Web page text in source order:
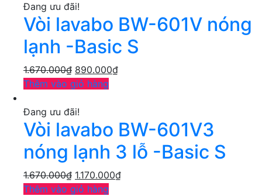
Đang ưu đãi!
Vòi lavabo BW-601V nóng
lạnh -Basic S
1.670.000₫ 890.000₫
Thêm vào giỏ hàng
Đang ưu đãi!
Vòi lavabo BW-601V3
nóng lạnh 3 lỗ -Basic S
1.670.000₫ 1.170.000₫
Thêm vào giỏ hàng